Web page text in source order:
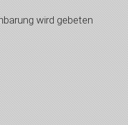
wird gebeten